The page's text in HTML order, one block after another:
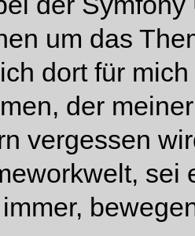
um das
dort für
der
vergessen
sei